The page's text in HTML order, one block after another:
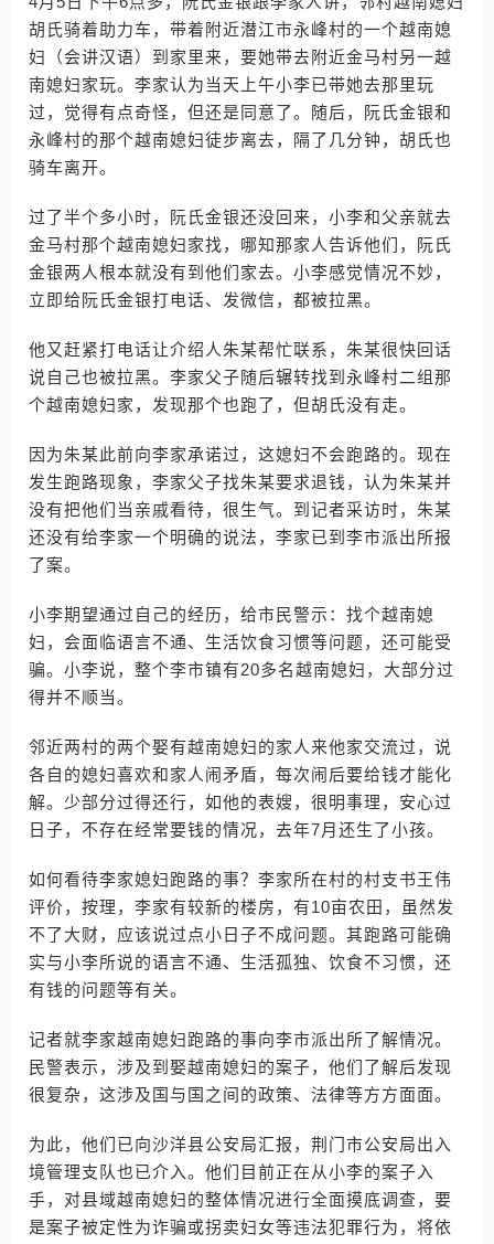
胡氏骑着助力车，带着附近潜江市永峰村的一个越南媳
妇（会讲汉语）到家里来，要她带去附近金马村另一越
南媳妇家玩。李家认为当天上午小李已带她去那里玩
过，觉得有点奇怪，但还是同意了。随后，阮氏金银和
永峰村的那个越南媳妇徒步离去，隔了几分钟，胡氏也
骑车离开。
过了半个多小时，阮氏金银还没回来，小李和父亲就去
金马村那个越南媳妇家找，哪知那家人告诉他们，阮氏
金银两人根本就没有到他们家去。小李感觉情况不妙，
立即给阮氏金银打电话、发微信，都被拉黑。
他又赶紧打电话让介绍人朱某帮忙联系，朱某很快回话
说自己也被拉黑。李家父子随后辗转找到永峰村二组那
个越南媳妇家，发现那个也跑了，但胡氏没有走。
因为朱某此前向李家承诺过，这媳妇不会跑路的。现在
发生跑路现象，李家父子找朱某要求退钱，认为朱某并
没有把他们当亲戚看待，很生气。到记者采访时，朱某
还没有给李家一个明确的说法，李家已到李市派出所报
了案。
小李期望通过自己的经历，给市民警示：找个越南媳
妇，会面临语言不通、生活饮食习惯等问题，还可能受
骗。小李说，整个李市镇有20多名越南媳妇，大部分过
得并不顺当。
邻近两村的两个娶有越南媳妇的家人来他家交流过，说
各自的媳妇喜欢和家人闹矛盾，每次闹后要给钱才能化
解。少部分过得还行，如他的表嫂，很明事理，安心过
日子，不存在经常要钱的情况，去年7月还生了小孩。
如何看待李家媳妇跑路的事？李家所在村的村支书王伟
评价，按理，李家有较新的楼房，有10亩农田，虽然发
不了大财，应该说过点小日子不成问题。其跑路可能确
实与小李所说的语言不通、生活孤独、饮食不习惯，还
有钱的问题等有关。
记者就李家越南媳妇跑路的事向李市派出所了解情况。
民警表示，涉及到娶越南媳妇的案子，他们了解后发现
很复杂，这涉及国与国之间的政策、法律等方方面面。
为此，他们已向沙洋县公安局汇报，荆门市公安局出入
境管理支队也已介入。他们目前正在从小李的案子入
手，对县域越南媳妇的整体情况进行全面摸底调查，要
是案子被定性为诈骗或拐卖妇女等违法犯罪行为，将依